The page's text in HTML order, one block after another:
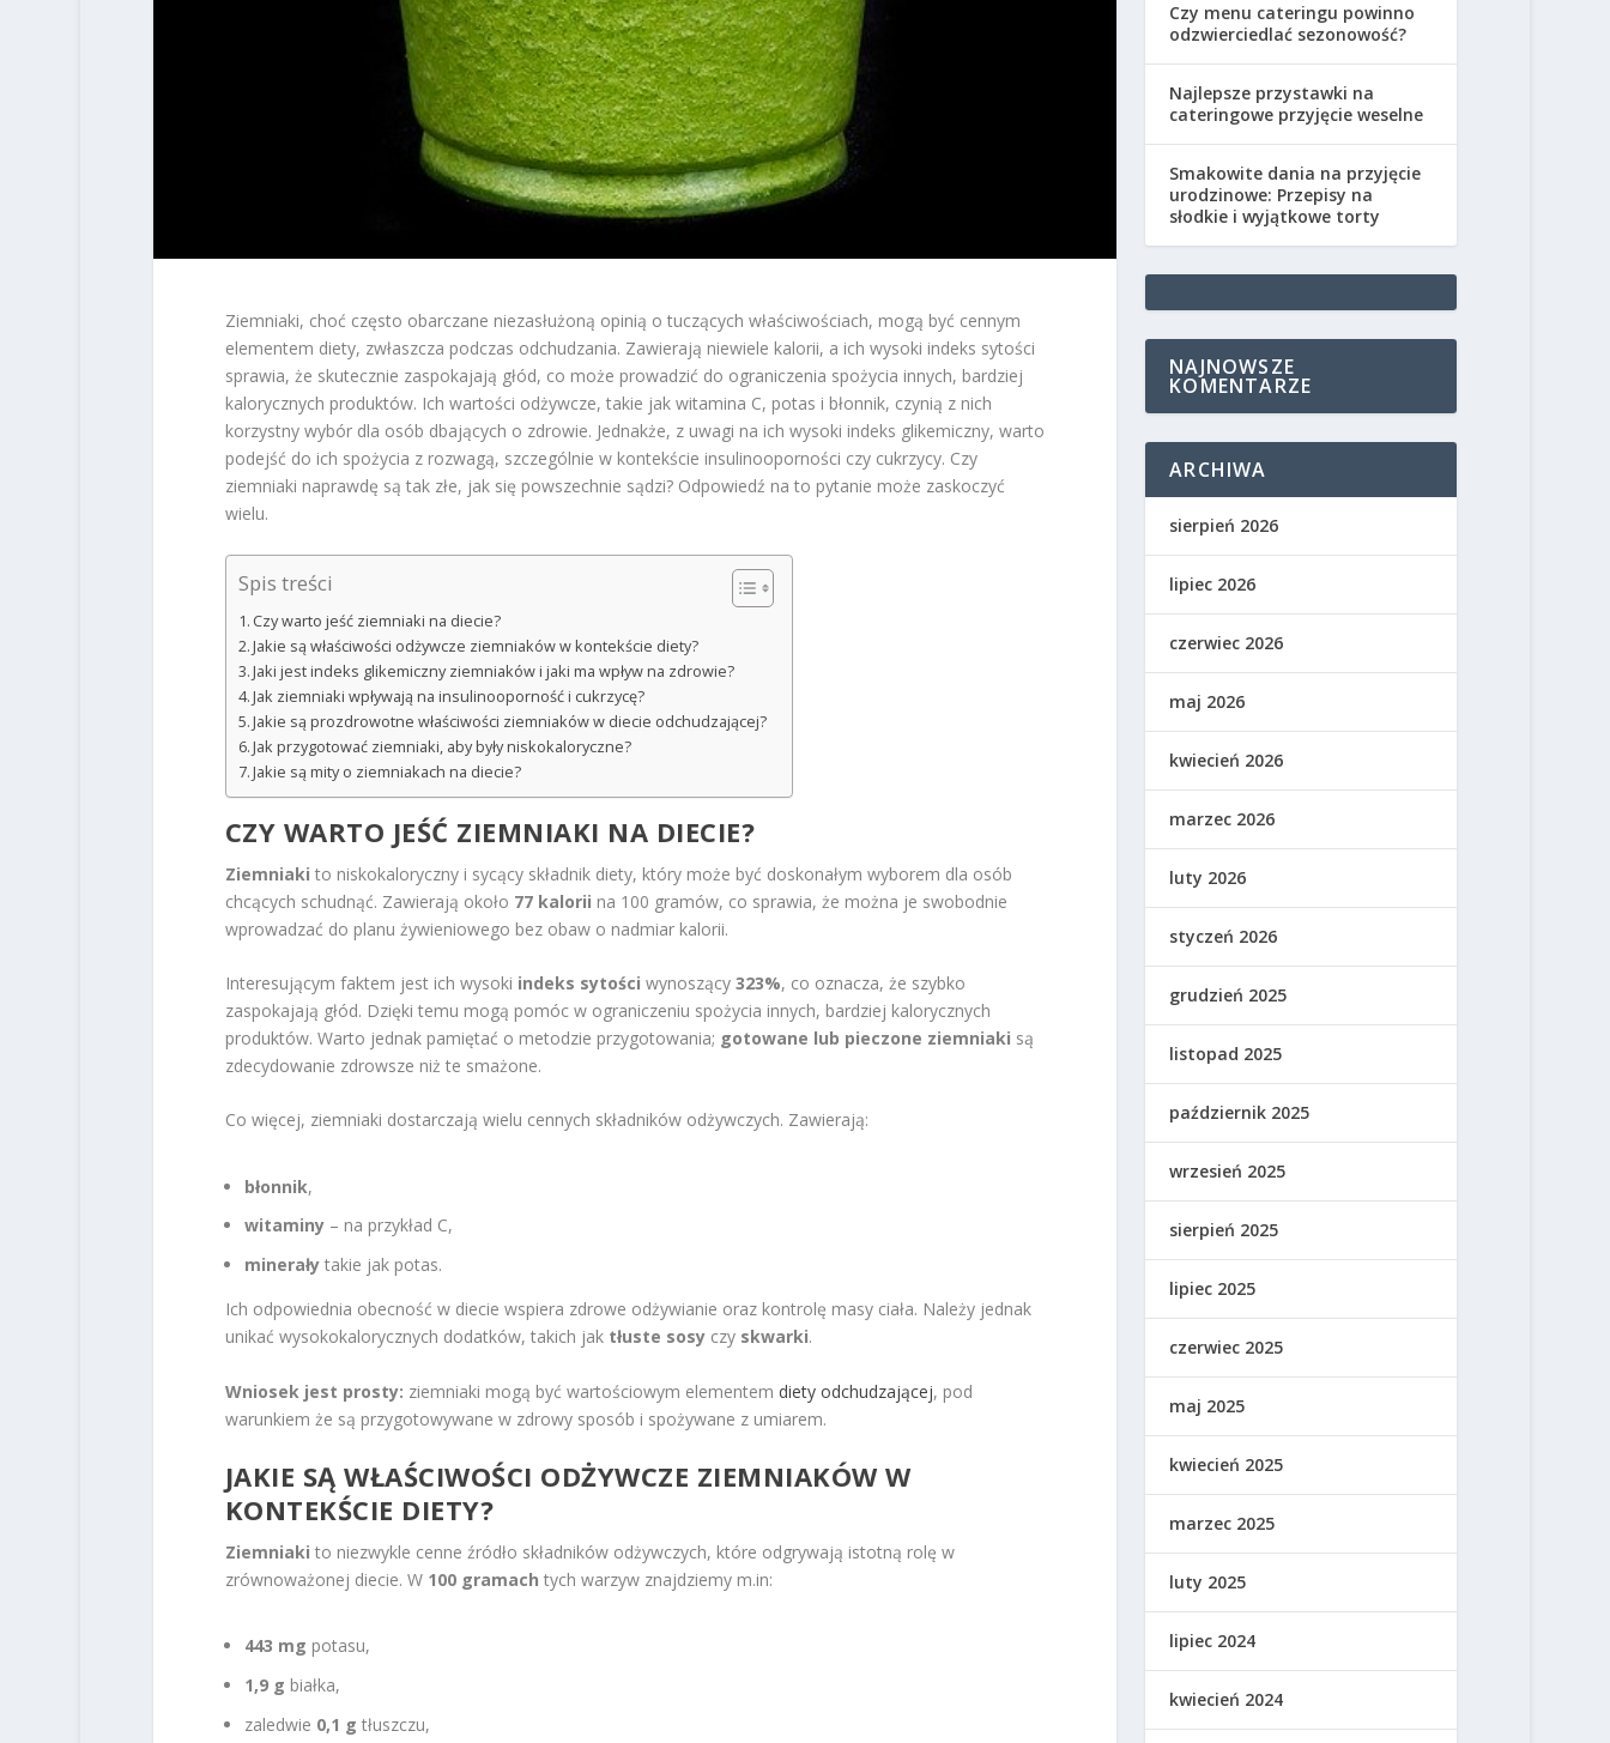
Ziemniaki, choć często obarczane niezasłużoną opinią o tuczących właściwościach, mogą być cennym
elementem diety, zwłaszcza podczas odchudzania. Zawierają niewiele kalorii, a ich wysoki indeks sytości
sprawia, że skutecznie zaspokajają głód, co może prowadzić do ograniczenia spożycia innych, bardziej
kalorycznych produktów. Ich wartości odżywcze, takie jak witamina C, potas i błonnik, czynią z nich
korzystny wybór dla osób dbających o zdrowie. Jednakże, z uwagi na ich wysoki indeks glikemiczny, warto
podejść do ich spożycia z rozwagą, szczególnie w kontekście insulinooporności czy cukrzycy. Czy
ziemniaki naprawdę są tak złe, jak się powszechnie sądzi? Odpowiedź na to pytanie może zaskoczyć
wielu.
Spis treści
Czy warto jeść ziemniaki na diecie?
Jakie są właściwości odżywcze ziemniaków w kontekście diety?
Jaki jest indeks glikemiczny ziemniaków i jaki ma wpływ na zdrowie?
Jak ziemniaki wpływają na insulinooporność i cukrzycę?
Jakie są prozdrowotne właściwości ziemniaków w diecie odchudzającej?
Jak przygotować ziemniaki, aby były niskokaloryczne?
Jakie są mity o ziemniakach na diecie?
CZY WARTO JEŚĆ ZIEMNIAKI NA DIECIE?
Ziemniaki to niskokaloryczny i sycący składnik diety, który może być doskonałym wyborem dla osób
chcących schudnąć. Zawierają około 77 kalorii na 100 gramów, co sprawia, że można je swobodnie
wprowadzać do planu żywieniowego bez obaw o nadmiar kalorii.
Interesującym faktem jest ich wysoki indeks sytości wynoszący 323%, co oznacza, że szybko
zaspokajają głód. Dzięki temu mogą pomóc w ograniczeniu spożycia innych, bardziej kalorycznych
produktów. Warto jednak pamiętać o metodzie przygotowania; gotowane lub pieczone ziemniaki są
zdecydowanie zdrowsze niż te smażone.
Co więcej, ziemniaki dostarczają wielu cennych składników odżywczych. Zawierają:
błonnik,
witaminy– na przykład C,
minerałytakie jak potas.
Ich odpowiednia obecność w diecie wspiera zdrowe odżywianie oraz kontrolę masy ciała. Należy jednak
unikać wysokokalorycznych dodatków, takich jak tłuste sosyczy skwarki.
Wniosek jest prosty: ziemniaki mogą być wartościowym elementem diety odchudzającej, pod
warunkiem że są przygotowywane w zdrowy sposób i spożywane z umiarem.
JAKIE SĄ WŁAŚCIWOŚCI ODŻYWCZE ZIEMNIAKÓW W
KONTEKŚCIE DIETY?
Ziemniaki to niezwykle cenne źródło składników odżywczych, które odgrywają istotną rolę w
zrównoważonej diecie. W 100 gramach tych warzyw znajdziemy m.in:
443 mg potasu,
1,9 g białka,
zaledwie 0,1 g tłuszczu,
Czy menu cateringu powinno
odzwierciedlać sezonowość?
Najlepsze przystawki na
cateringowe przyjęcie weselne
Smakowite dania na przyjęcie
urodzinowe: Przepisy na
słodkie i wyjątkowe torty
NAJNOWSZE
KOMENTARZE
ARCHIWA
sierpień 2026
lipiec 2026
czerwiec 2026
maj 2026
kwiecień 2026
marzec 2026
luty 2026
styczeń 2026
grudzień 2025
listopad 2025
październik 2025
wrzesień 2025
sierpień 2025
lipiec 2025
czerwiec 2025
maj 2025
kwiecień 2025
marzec 2025
luty 2025
lipiec 2024
kwiecień 2024